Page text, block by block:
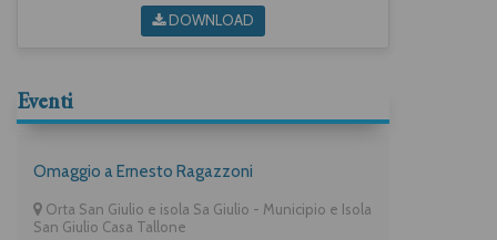
DOWNLOAD
Eventi
Omaggio a Ernesto Ragazzoni
Orta San Giulio e isola Sa Giulio - Municipio e Isola
San Giulio Casa Tallone